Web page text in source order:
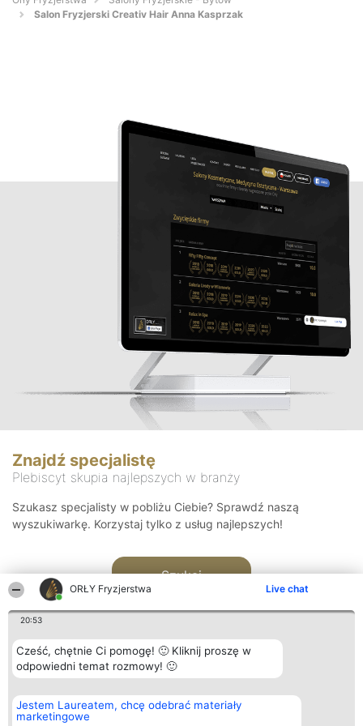
ORŁY Fryzjerstwa Live chat
20:53
Cześć, chętnie Ci pomogę! 🙂 Kliknij proszę w
odpowiedni temat rozmowy! 🙂
Jestem Laureatem, chcę odebrać materiały
marketingowe
Salon Fryzjerski Creativ Hair Anna Kasprzak
Znajdź specjalistę
Plebiscyt skupia najlepszych w branży
Szukasz specjalisty w pobliżu Ciebie? Sprawdź naszą
wyszukiwarkę. Korzystaj tylko z usług najlepszych!
Szukaj
Organizator plebiscytu
Bright Side Solutions sp. z o.
o. sp. k.
Plebiscyt
Laureaci
Kontakt
Kontakt